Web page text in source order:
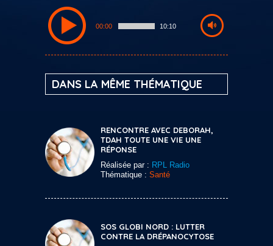
00:00 10:10
DANS LA MÊME THÉMATIQUE
RENCONTRE AVEC DEBORAH,
TDAH TOUTE UNE VIE UNE
RÉPONSE
Réalisée par : RPL Radio
Thématique : Santé
SOS GLOBI NORD : LUTTER
CONTRE LA DRÉPANOCYTOSE